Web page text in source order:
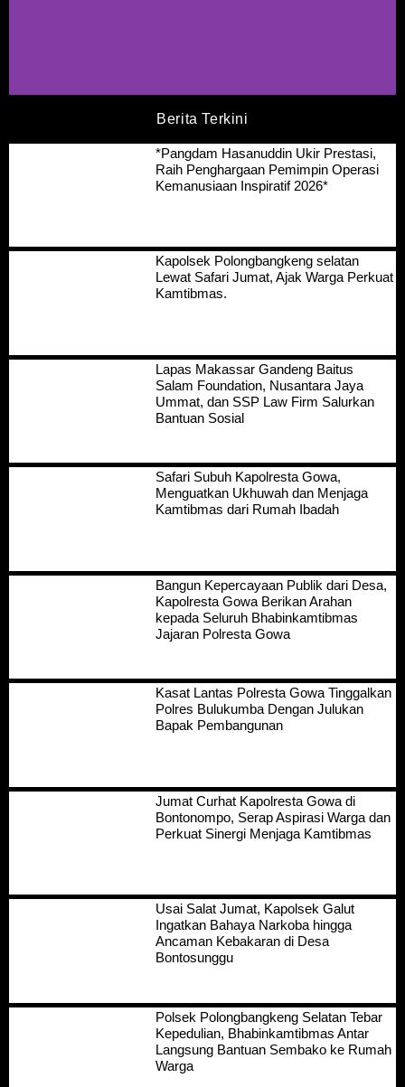
Berita Terkini
*Pangdam Hasanuddin Ukir Prestasi,
Raih Penghargaan Pemimpin Operasi
Kemanusiaan Inspiratif 2026*
Kapolsek Polongbangkeng selatan
Lewat Safari Jumat, Ajak Warga Perkuat
Kamtibmas.
Lapas Makassar Gandeng Baitus
Salam Foundation, Nusantara Jaya
Ummat, dan SSP Law Firm Salurkan
Bantuan Sosial
Safari Subuh Kapolresta Gowa,
Menguatkan Ukhuwah dan Menjaga
Kamtibmas dari Rumah Ibadah
Bangun Kepercayaan Publik dari Desa,
Kapolresta Gowa Berikan Arahan
kepada Seluruh Bhabinkamtibmas
Jajaran Polresta Gowa
Kasat Lantas Polresta Gowa Tinggalkan
Polres Bulukumba Dengan Julukan
Bapak Pembangunan
Jumat Curhat Kapolresta Gowa di
Bontonompo, Serap Aspirasi Warga dan
Perkuat Sinergi Menjaga Kamtibmas
Usai Salat Jumat, Kapolsek Galut
Ingatkan Bahaya Narkoba hingga
Ancaman Kebakaran di Desa
Bontosunggu
Polsek Polongbangkeng Selatan Tebar
Kepedulian, Bhabinkamtibmas Antar
Langsung Bantuan Sembako ke Rumah
Warga